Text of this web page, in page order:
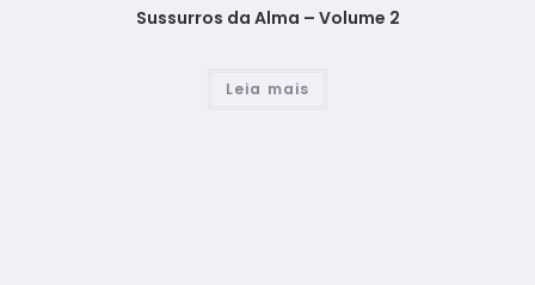
Sussurros da Alma – Volume 2
Leia mais